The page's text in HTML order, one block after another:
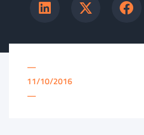
—
11/10/2016
—